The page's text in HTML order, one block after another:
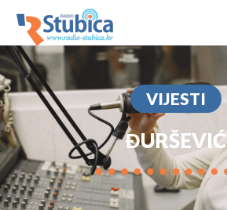
VIJESTI
ĐURŠEVIĆ